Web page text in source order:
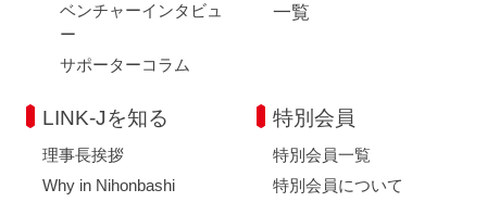
ベンチャーインタビュ
ー
サポーターコラム
一覧
LINK-Jを知る
理事長挨拶
Why in Nihonbashi
特別会員
特別会員一覧
特別会員について